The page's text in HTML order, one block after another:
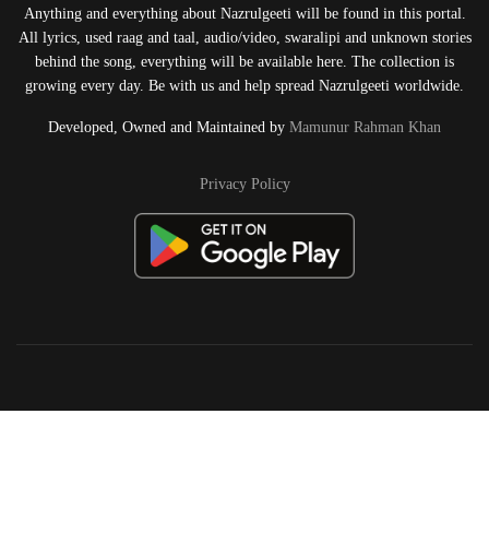
Anything and everything about Nazrulgeeti will be found in this portal.
All lyrics, used raag and taal, audio/video, swaralipi and unknown stories
behind the song, everything will be available here. The collection is
growing every day. Be with us and help spread Nazrulgeeti worldwide.
Developed, Owned and Maintained by Mamunur Rahman Khan
Privacy Policy